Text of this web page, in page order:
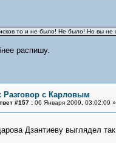
то и не было! Не было! Но вы не
распишу.
Разговор с Карловым
#157 :06 Января 2009, 03:02:09 »
Дзантиеву выглядел